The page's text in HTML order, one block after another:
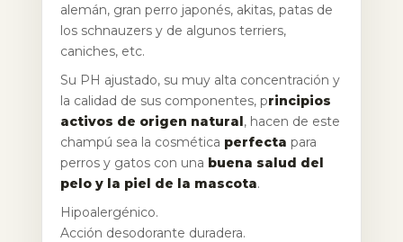
alemán, gran perro japonés, akitas, patas de
los schnauzers y de algunos terriers,
caniches, etc.
Su PH ajustado, su muy alta concentración y
la calidad de sus componentes, principios
activos de origen natural, hacen de este
champú sea la cosmética perfecta para
perros y gatos con una buena salud del
pelo y la piel de la mascota.
Hipoalergénico.
Acción desodorante duradera.